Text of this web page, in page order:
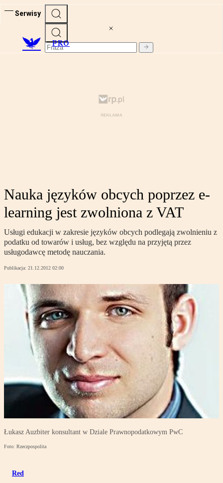
Serwisy
PRO
Nauka języków obcych poprzez e-
learning jest zwolniona z VAT
Usługi edukacji w zakresie języków obcych podlegają zwolnieniu z
podatku od towarów i usług, bez względu na przyjętą przez
usługodawcę metodę nauczania.
Publikacja: 21.12.2012 02:00
Łukasz Auzbiter konsultant w Dziale Prawnopodatkowym PwC
Foto: Rzeczpospolita
Red